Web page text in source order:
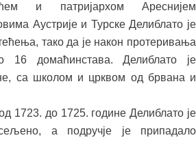
и патријархом Ареснијем
Аустрије и Турске Делиблато је
тако да је након протеривања
16 домаћинстава. Делиблато је
са школом и црквом од брвана и
1723. до 1725. године Делиблато је
а подручје је припадало